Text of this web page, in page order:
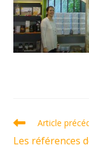
Read
articles
Article
Les références